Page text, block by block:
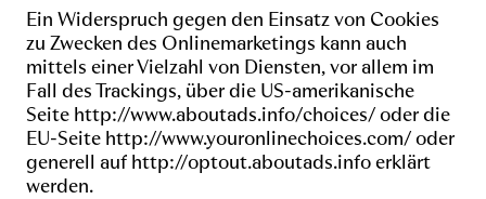
Ein Widerspruch gegen den Einsatz von Cookies
zu Zwecken des Onlinemarketings kann auch
mittels einer Vielzahl von Diensten, vor allem im
Fall des Trackings, über die US-amerikanische
Seite http://www.aboutads.info/choices/oder die
EU-Seite http://www.youronlinechoices.com/oder
generell auf http://optout.aboutads.infoerklärt
werden.